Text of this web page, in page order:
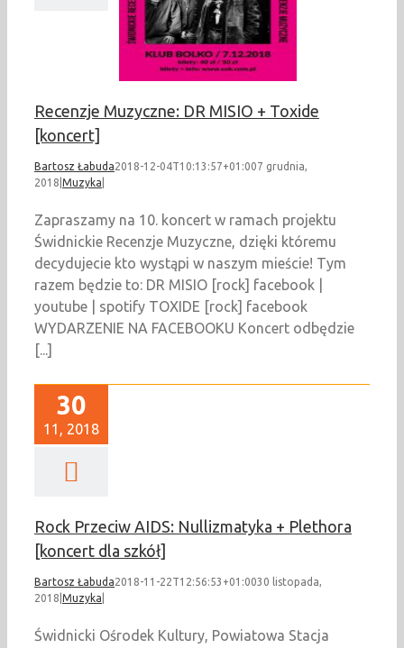
Recenzje Muzyczne: DR MISIO + Toxide
[koncert]
Bartosz Łabuda2018-12-04T10:13:57+01:007 grudnia,
2018 Muzyka
Zapraszamy na 10. koncert w ramach projektu
Świdnickie Recenzje Muzyczne, dzięki któremu
decydujecie kto wystąpi w naszym mieście! Tym
razem będzie to: DR MISIO [rock] facebook |
youtube | spotify TOXIDE [rock] facebook
WYDARZENIE NA FACEBOOKU Koncert odbędzie
[...]
30
11, 2018
Rock Przeciw AIDS: Nullizmatyka + Plethora
[koncert dla szkół]
Bartosz Łabuda2018-11-22T12:56:53+01:0030 listopada,
2018 Muzyka
Świdnicki Ośrodek Kultury, Powiatowa Stacja